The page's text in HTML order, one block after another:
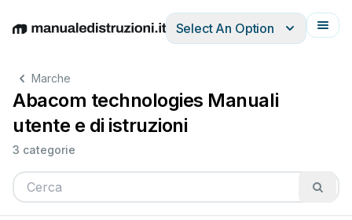
EnglishDeutschEspañolItalianoFrançais
Select An Option
Marche
Abacom technologies Manuali
utente e di istruzioni
3 categorie